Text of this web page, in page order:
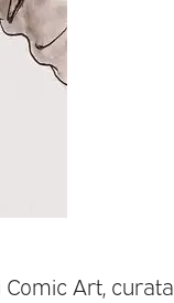
Comic Art, curata